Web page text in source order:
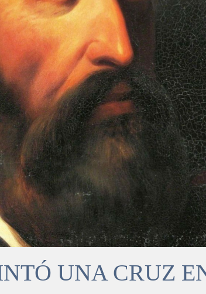
UNA CRUZ